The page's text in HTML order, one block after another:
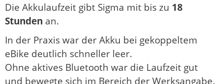
Die Akkulaufzeit gibt Sigma mit bis zu 18
Stunden an.
In der Praxis war der Akku bei gekoppeltem
eBike deutlich schneller leer.
Ohne aktives Bluetooth war die Laufzeit gut
und bewegte sich im Bereich der Werksangabe.